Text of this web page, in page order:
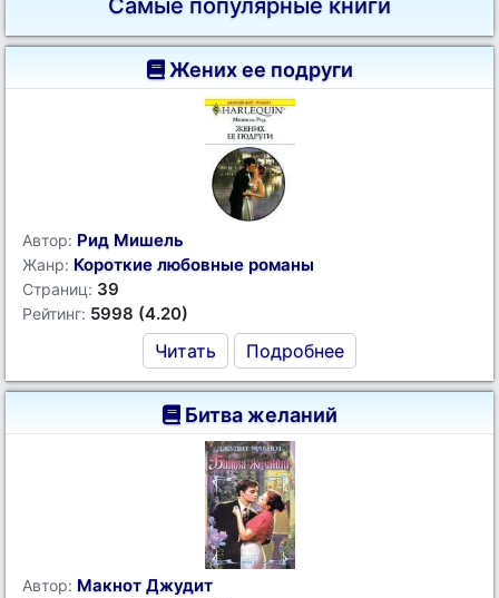
Самые популярные книги
Жених ее подруги
Автор: Рид Мишель
Жанр: Короткие любовные романы
Страниц: 39
Рейтинг: 5998 (4.20)
Читать Подробнее
Битва желаний
Автор: Макнот Джудит